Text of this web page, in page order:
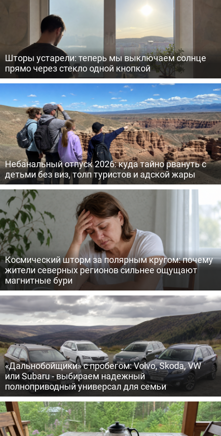
Шторы устарели: теперь мы выключаем солнце
прямо через стекло одной кнопкой
Небанальный отпуск 2026: куда тайно рвануть с
детьми без виз, толп туристов и адской жары
Космический шторм за полярным кругом: почему
жители северных регионов сильнее ощущают
магнитные бури
«Дальнобойщики» с пробегом: Volvo, Skoda, VW
или Subaru - выбираем надежный
полноприводный универсал для семьи